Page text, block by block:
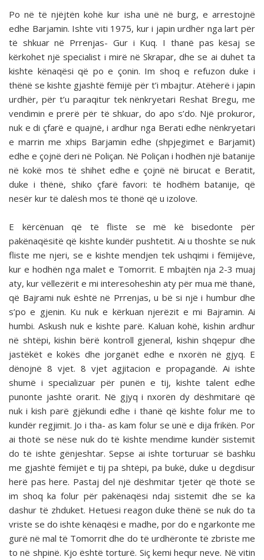
Po në të njëjtën kohë kur isha unë në burg, e arrestojnë
edhe Barjamin. Ishte viti 1975, kur i japin urdhër nga lart për
të shkuar në Prrenjas- Gur i Kuq. I thanë pas kësaj se
kërkohet një specialist i mirë në Skrapar, dhe se ai duhet ta
kishte kënaqësi që po e çonin. Im shoq e refuzon duke i
thënë se kishte gjashtë fëmijë për t’i mbajtur. Atëherë i japin
urdhër, për t’u paraqitur tek nënkryetari Reshat Bregu, me
vendimin e prerë për të shkuar, do apo s’do. Një prokuror,
nuk e di çfarë e quajnë, i ardhur nga Berati edhe nënkryetari
e marrin me xhips Barjamin edhe (shpjegimet e Barjamit)
edhe e çojnë deri në Poliçan. Në Poliçan i hodhën një batanije
në kokë mos të shihet edhe e çojnë në birucat e Beratit,
duke i thënë, shiko çfarë favori: të hodhëm batanije, që
nesër kur të dalësh mos të thonë që u izolove.
E kërcënuan që të fliste se më kë bisedonte për
pakënaqësitë që kishte kundër pushtetit. Ai u thoshte se nuk
fliste me njeri, se e kishte mendjen tek ushqimi i fëmijëve,
kur e hodhën nga malet e Tomorrit. E mbajtën nja 2-3 muaj
aty, kur vëllezërit e mi interesoheshin aty për mua më thanë,
që Bajrami nuk është në Prrenjas, u bë si një i humbur dhe
s’po e gjenin. Ku nuk e kërkuan njerëzit e mi Bajramin. Ai
humbi. Askush nuk e kishte parë. Kaluan kohë, kishin ardhur
në shtëpi, kishin bërë kontroll gjeneral, kishin shqepur dhe
jastëkët e kokës dhe jorganët edhe e nxorën në gjyq. E
dënojnë 8 vjet. 8 vjet agjitacion e propagandë. Ai ishte
shumë i specializuar për punën e tij, kishte talent edhe
punonte jashtë orarit. Në gjyq i nxorën dy dëshmitarë që
nuk i kish parë gjëkundi edhe i thanë që kishte folur me to
kundër regjimit. Jo i tha- as kam folur se unë e dija frikën. Por
ai thotë se nëse nuk do të kishte mendime kundër sistemit
do të ishte gënjeshtar. Sepse ai ishte torturuar së bashku
me gjashtë fëmijët e tij pa shtëpi, pa bukë, duke u degdisur
herë pas here. Pastaj del një dëshmitar tjetër që thotë se
im shoq ka folur për pakënaqësi ndaj sistemit dhe se ka
dashur të zhduket. Hetuesi reagon duke thënë se nuk do ta
vriste se do ishte kënaqësi e madhe, por do e ngarkonte me
gurë në mal të Tomorrit dhe do të urdhëronte të zbriste me
to në shpinë. Kjo është torturë. Siç kemi hequr neve. Në vitin